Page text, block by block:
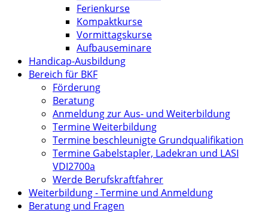
Ferienkurse
Kompaktkurse
Vormittagskurse
Aufbauseminare
Handicap-Ausbildung
Bereich für BKF
Förderung
Beratung
Anmeldung zur Aus- und Weiterbildung
Termine Weiterbildung
Termine beschleunigte Grundqualifikation
Termine Gabelstapler, Ladekran und LASI
VDI2700a
Werde Berufskraftfahrer
Weiterbildung - Termine und Anmeldung
Beratung und Fragen